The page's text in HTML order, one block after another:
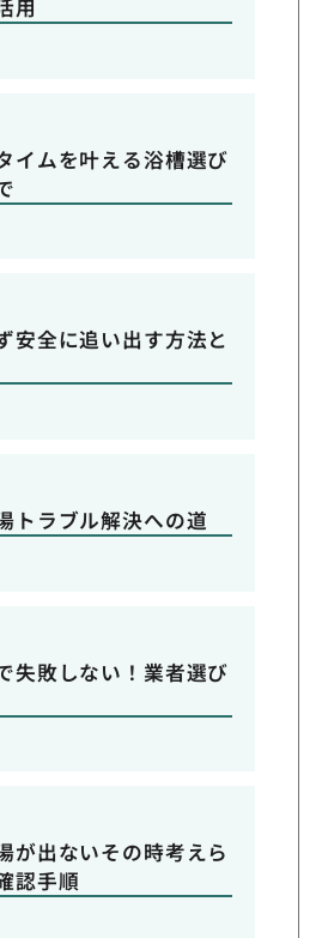
用
イムを叶える浴槽選び
安全に追い出す方法と
トラブル解決への道
失敗しない！業者選び
が出ないその時考えら
認手順